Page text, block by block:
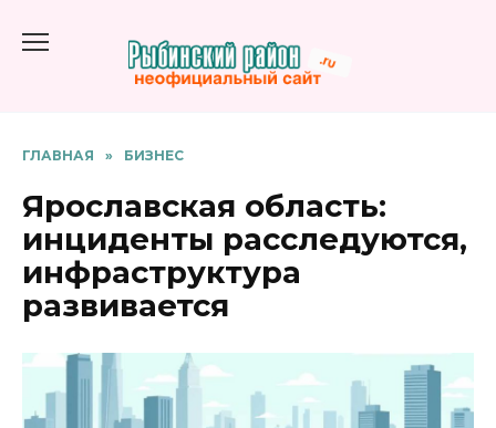
содержанию
ГЛАВНАЯ » БИЗНЕС
Ярославская область:
инциденты расследуются,
инфраструктура
развивается